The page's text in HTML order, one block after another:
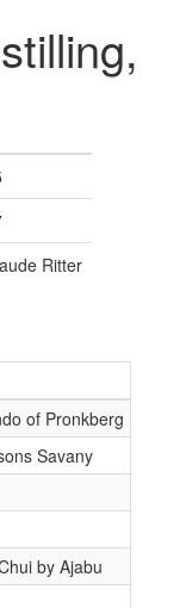
Ritter
of Pronkberg
Savany
by Ajabu